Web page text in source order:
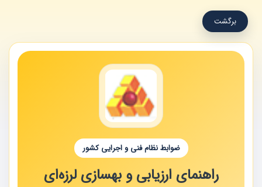
برگشت
ضوابط نظام فنی و اجرایی کشور
راهنمای ارزیابی و بهسازی لرزه‌ای